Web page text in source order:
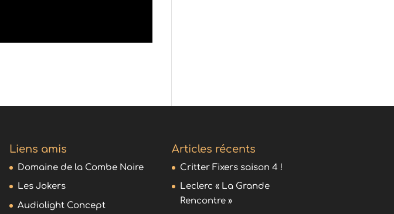
Liens amis
Domaine de la Combe Noire
Les Jokers
Audiolight Concept
Articles récents
Critter Fixers saison 4 !
Leclerc « La Grande
Rencontre »